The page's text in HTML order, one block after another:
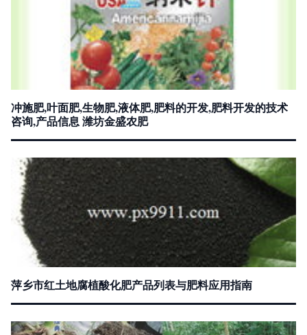
冲施肥,叶面肥,生物肥,液体肥,肥料的开发,肥料开发的技术
咨询,产品信息 潍坊金盛农肥
萍乡市红土地腐植酸化肥产品列表与肥料应用指南